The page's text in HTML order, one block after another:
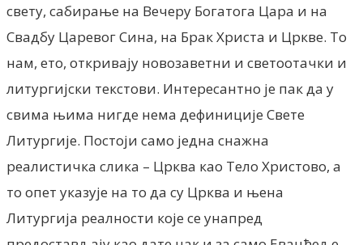
свету, сабирање на Вечеру Богатога Цара и на
Свадбу Царевог Сина, на Брак Христа и Цркве. То
нам, ето, откривају новозаветни и светоотачки и
литургијски текстови. Интересантно je пак да у
свима њима нигде нема дефиниције Свете
Литургије. Постоји само једна снажна
реалистичка слика – Црква као Тело Христово, а
то опет указује на то да су Црква и њена
Литургија реалности које се унапред